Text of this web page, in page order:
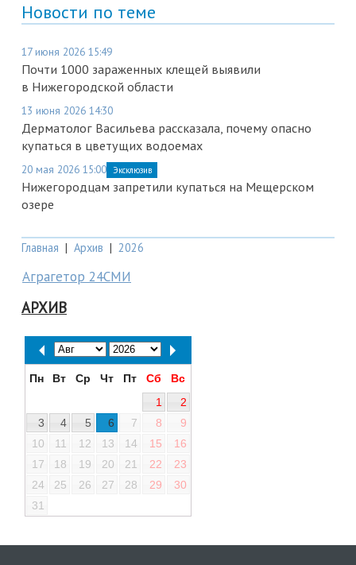
Новости по теме
17 июня 2026 15:49
Почти 1000 зараженных клещей выявили
в Нижегородской области
13 июня 2026 14:30
Дерматолог Васильева рассказала, почему опасно
купаться в цветущих водоемах
20 мая 2026 15:00 Эксклюзив
Нижегородцам запретили купаться на Мещерском
озере
Главная | Архив | 2026
Аграгетор 24СМИ
АРХИВ
Пн Вт Ср Чт Пт Сб
Вс
1
2
3
4 5 6 7 8
9
10
11 12 13 14 15
16
17
18 19 20 21 22
23
24
25 26 27 28 29
30
31